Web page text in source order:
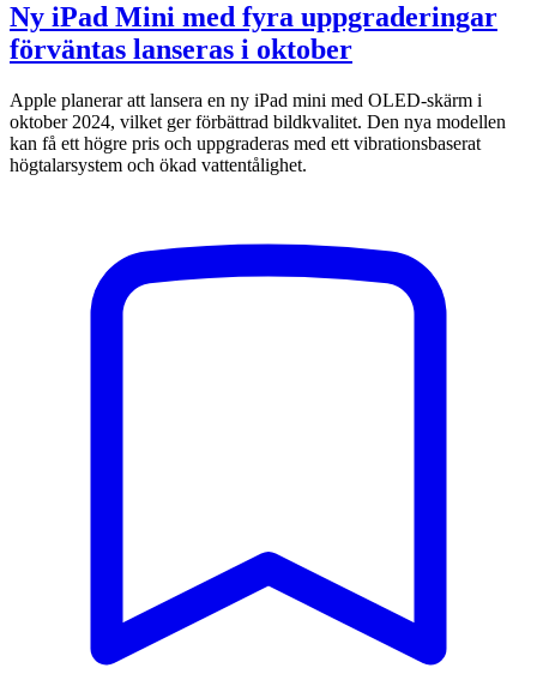
Ny iPad Mini med fyra uppgraderingar
förväntas lanseras i oktober
Apple planerar att lansera en ny iPad mini med OLED-skärm i
oktober 2024, vilket ger förbättrad bildkvalitet. Den nya modellen
kan få ett högre pris och uppgraderas med ett vibrationsbaserat
högtalarsystem och ökad vattentålighet.